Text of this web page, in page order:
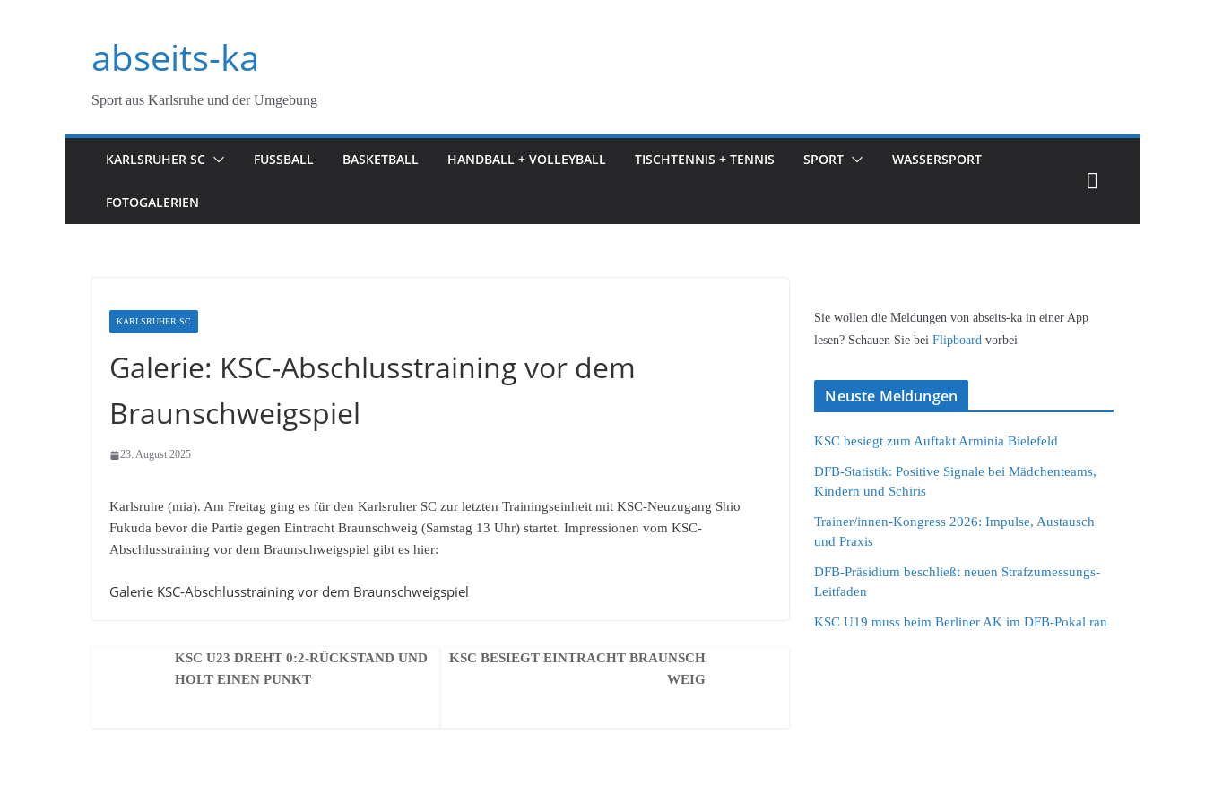
springenabseits-ka
Sport aus Karlsruhe und der Umgebung
KARLSRUHER SC FUSSBALL BASKETBALL HANDBALL + VOLLEYBALL TISCHTENNIS + TENNIS SPORT WASSERSPORT
FOTOGALERIEN
KARLSRUHER SC
Galerie: KSC-Abschlusstraining vor dem
Braunschweigspiel
23. August 2025
Karlsruhe (mia). Am Freitag ging es für den Karlsruher SC zur letzten Trainingseinheit mit KSC-Neuzugang Shio
Fukuda bevor die Partie gegen Eintracht Braunschweig (Samstag 13 Uhr) startet. Impressionen vom KSC-
Abschlusstraining vor dem Braunschweigspiel gibt es hier:
Galerie KSC-Abschlusstraining vor dem Braunschweigspiel
KSC U23 DREHT 0:2-RÜCKSTAND UND
HOLT EINEN PUNKT
KSC BESIEGT EINTRACHT BRAUNSCH
WEIG
Sie wollen die Meldungen von abseits-ka in einer App
lesen? Schauen Sie beiFlipboardvorbei
Neuste Meldungen
KSC besiegt zum Auftakt Arminia Bielefeld
DFB-Statistik: Positive Signale bei Mädchenteams,
Kindern und Schiris
Trainer/innen-Kongress 2026: Impulse, Austausch
und Praxis
DFB-Präsidium beschließt neuen Strafzumessungs-
Leitfaden
KSC U19 muss beim Berliner AK im DFB-Pokal ran